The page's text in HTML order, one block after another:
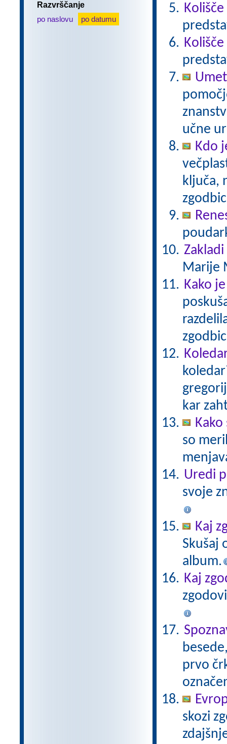
Razvrščanje
po naslovu
po datumu
učne
Kdo
ključa,
Marije
Kako
kar
Kako
so
Uredi
svoje
Kaj
Skušaj
album.
Kaj
prvo
skozi